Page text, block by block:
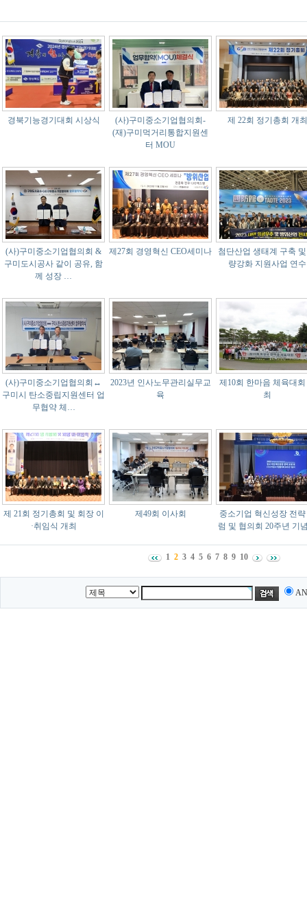
경북기능경기대회 시상식
(사)구미중소기업협의회-
(재)구미먹거리통합지원센
터 MOU
제 22회 정기총회 개최
(사)구미중소기업협의회 &
구미도시공사 같이 공유, 함
께 성장 …
제27회 경영혁신 CEO세미나
첨단산업 생태계 구축
량강화 지원사업 연수
(사)구미중소기업협의회↔
구미시 탄소중립지원센터 업
무협약 체…
2023년 인사노무관리실무교
육
제10회 한마음 체육대회
최
제 21회 정기총회 및 회장 이
·취임식 개최
제49회 이사회
중소기업 혁신성장 전략
럼 및 협의회 20주년 기
1 2 3 4 5 6 7 8 9 10